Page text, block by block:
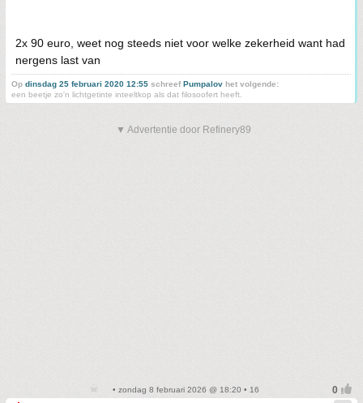
2x 90 euro, weet nog steeds niet voor welke zekerheid want had
nergens last van
Op dinsdag 25 februari 2020 12:55 schreefPumpalov het volgende:
een beetje zo'n lichtgetinte inteeltkop als dat filosoofert heeft.
▼ Advertentie door Refinery89
• zondag 8 februari 2026 @ 18:20 • 16